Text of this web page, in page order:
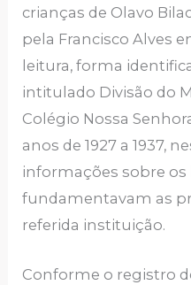
crianças de Olavo
pela Francisco Alves
leitura, forma
intitulado Divisão do
Colégio Nossa
anos de 1927 a 1937,
informações sobre os
fundamentavam as
referida instituição.
Conforme o registro